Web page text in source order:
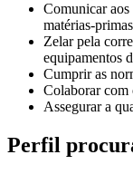
Comunicar aos
matérias-
Zelar pela
equipamentos
Cumprir as
Colaborar com
Assegurar a
Perfil